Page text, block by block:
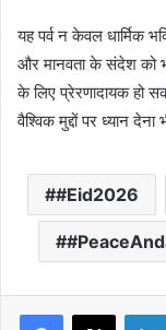
यह पर्व न केवल धार्मिक
और मानवता के संदेश को
के लिए प्रेरणादायक हो
वैश्विक मुद्दों पर ध्यान
#Eid2026
Facebook
X